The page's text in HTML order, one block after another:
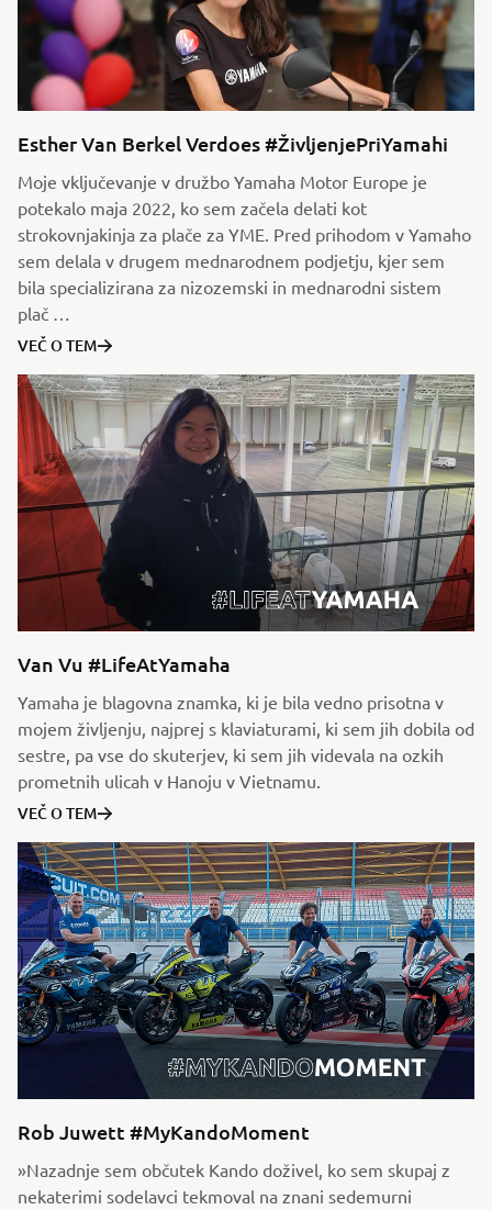
Esther Van Berkel Verdoes #ŽivljenjePriYamahi
Moje vključevanje v družbo Yamaha Motor Europe je
potekalo maja 2022, ko sem začela delati kot
strokovnjakinja za plače za YME. Pred prihodom v Yamaho
sem delala v drugem mednarodnem podjetju, kjer sem
bila specializirana za nizozemski in mednarodni sistem
plač …
VEČ O TEM
Van Vu #LifeAtYamaha
Yamaha je blagovna znamka, ki je bila vedno prisotna v
mojem življenju, najprej s klaviaturami, ki sem jih dobila od
sestre, pa vse do skuterjev, ki sem jih videvala na ozkih
prometnih ulicah v Hanoju v Vietnamu.
VEČ O TEM
Rob Juwett #MyKandoMoment
»Nazadnje sem občutek Kando doživel, ko sem skupaj z
nekaterimi sodelavci tekmoval na znani sedemurni